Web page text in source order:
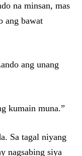
na minsan, mas
ang bawat
ang unang
kumain muna.”
Sa tagal niyang
nagsabing siya